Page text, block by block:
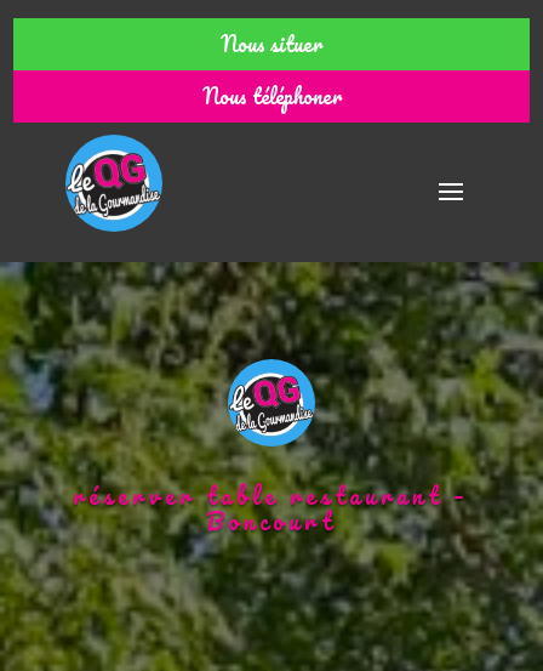
Nous situer
Nous téléphoner
réserver table restaurant –
Boncourt